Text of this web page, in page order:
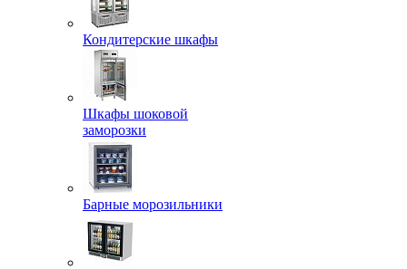
Кондитерские шкафы
Шкафы шоковой
заморозки
Барные морозильники